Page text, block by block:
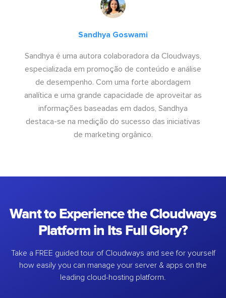
Sandhya Goswami
Sandhya é uma autora colaboradora da Cloudways,
especializada em promoção de conteúdo e análise
de desempenho. Com uma forte abordagem
analítica e uma grande capacidade de aproveitar as
informações baseadas em dados, Sandhya
destaca-se na medição do sucesso das iniciativas
de marketing orgânico.
Want to Experience the Cloudways
Platform in Its Full Glory?
Take a FREE guided tour of Cloudways and see for yourself
how easily you can manage your server & apps on the
leading cloud-hosting platform.